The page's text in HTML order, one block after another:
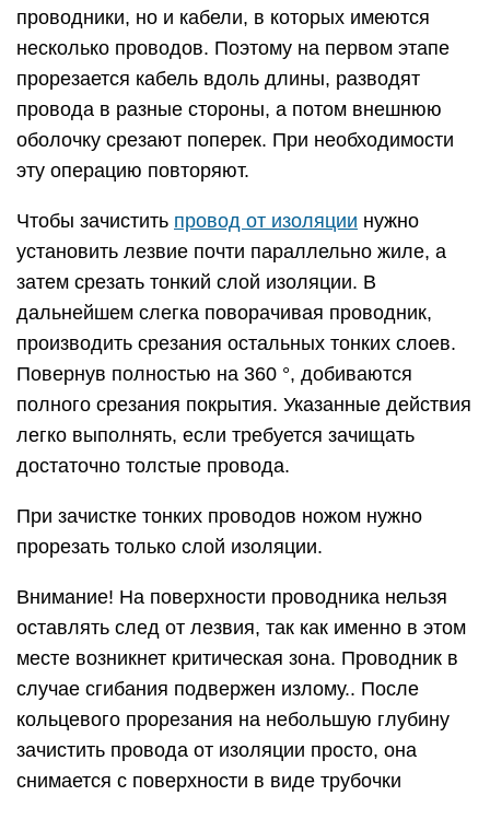
проводники, но и кабели, в которых имеются
несколько проводов. Поэтому на первом этапе
прорезается кабель вдоль длины, разводят
провода в разные стороны, а потом внешнюю
оболочку срезают поперек. При необходимости
эту операцию повторяют.
Чтобы зачистить провод от изоляции нужно
установить лезвие почти параллельно жиле, а
затем срезать тонкий слой изоляции. В
дальнейшем слегка поворачивая проводник,
производить срезания остальных тонких слоев.
Повернув полностью на 360 °, добиваются
полного срезания покрытия. Указанные действия
легко выполнять, если требуется зачищать
достаточно толстые провода.
При зачистке тонких проводов ножом нужно
прорезать только слой изоляции.
Внимание! На поверхности проводника нельзя
оставлять след от лезвия, так как именно в этом
месте возникнет критическая зона. Проводник в
случае сгибания подвержен излому.. После
кольцевого прорезания на небольшую глубину
зачистить провода от изоляции просто, она
снимается с поверхности в виде трубочки